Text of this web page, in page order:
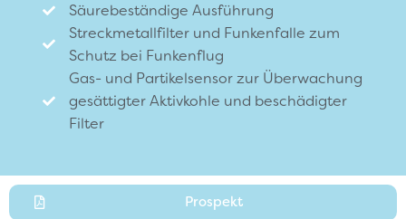
Säurebeständige Ausführung
Streckmetallfilter und Funkenfalle zum
Schutz bei Funkenflug
Gas- und Partikelsensor zur Überwachung
gesättigter Aktivkohle und beschädigter
Filter
Prospekt